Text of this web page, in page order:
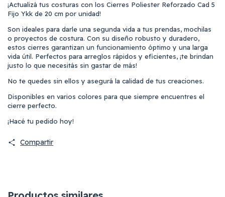
¡Actualizá tus costuras con los Cierres Poliester Reforzado Cad 5
Fijo Ykk de 20 cm por unidad!
Son ideales para darle una segunda vida a tus prendas, mochilas
o proyectos de costura. Con su diseño robusto y duradero,
estos cierres garantizan un funcionamiento óptimo y una larga
vida útil. Perfectos para arreglos rápidos y eficientes, ¡te brindan
justo lo que necesitás sin gastar de más!
No te quedes sin ellos y asegurá la calidad de tus creaciones.
Disponibles en varios colores para que siempre encuentres el
cierre perfecto.
¡Hacé tu pedido hoy!
Compartir